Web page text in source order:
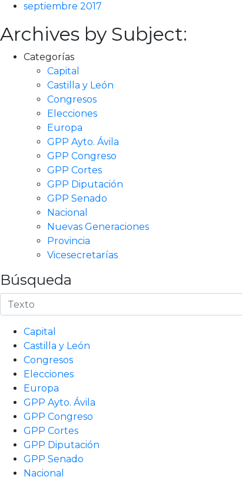
septiembre 2017
Archives by Subject:
Categorías
Capital
Castilla y León
Congresos
Elecciones
Europa
GPP Ayto. Ávila
GPP Congreso
GPP Cortes
GPP Diputación
GPP Senado
Nacional
Nuevas Generaciones
Provincia
Vicesecretarías
Búsqueda
Capital
Castilla y León
Congresos
Elecciones
Europa
GPP Ayto. Ávila
GPP Congreso
GPP Cortes
GPP Diputación
GPP Senado
Nacional